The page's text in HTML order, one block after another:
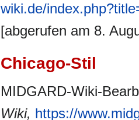
wiki.de/
[abgerufen am 8.
Chicago-Stil
MIDGARD-Wiki-
Wiki, https://